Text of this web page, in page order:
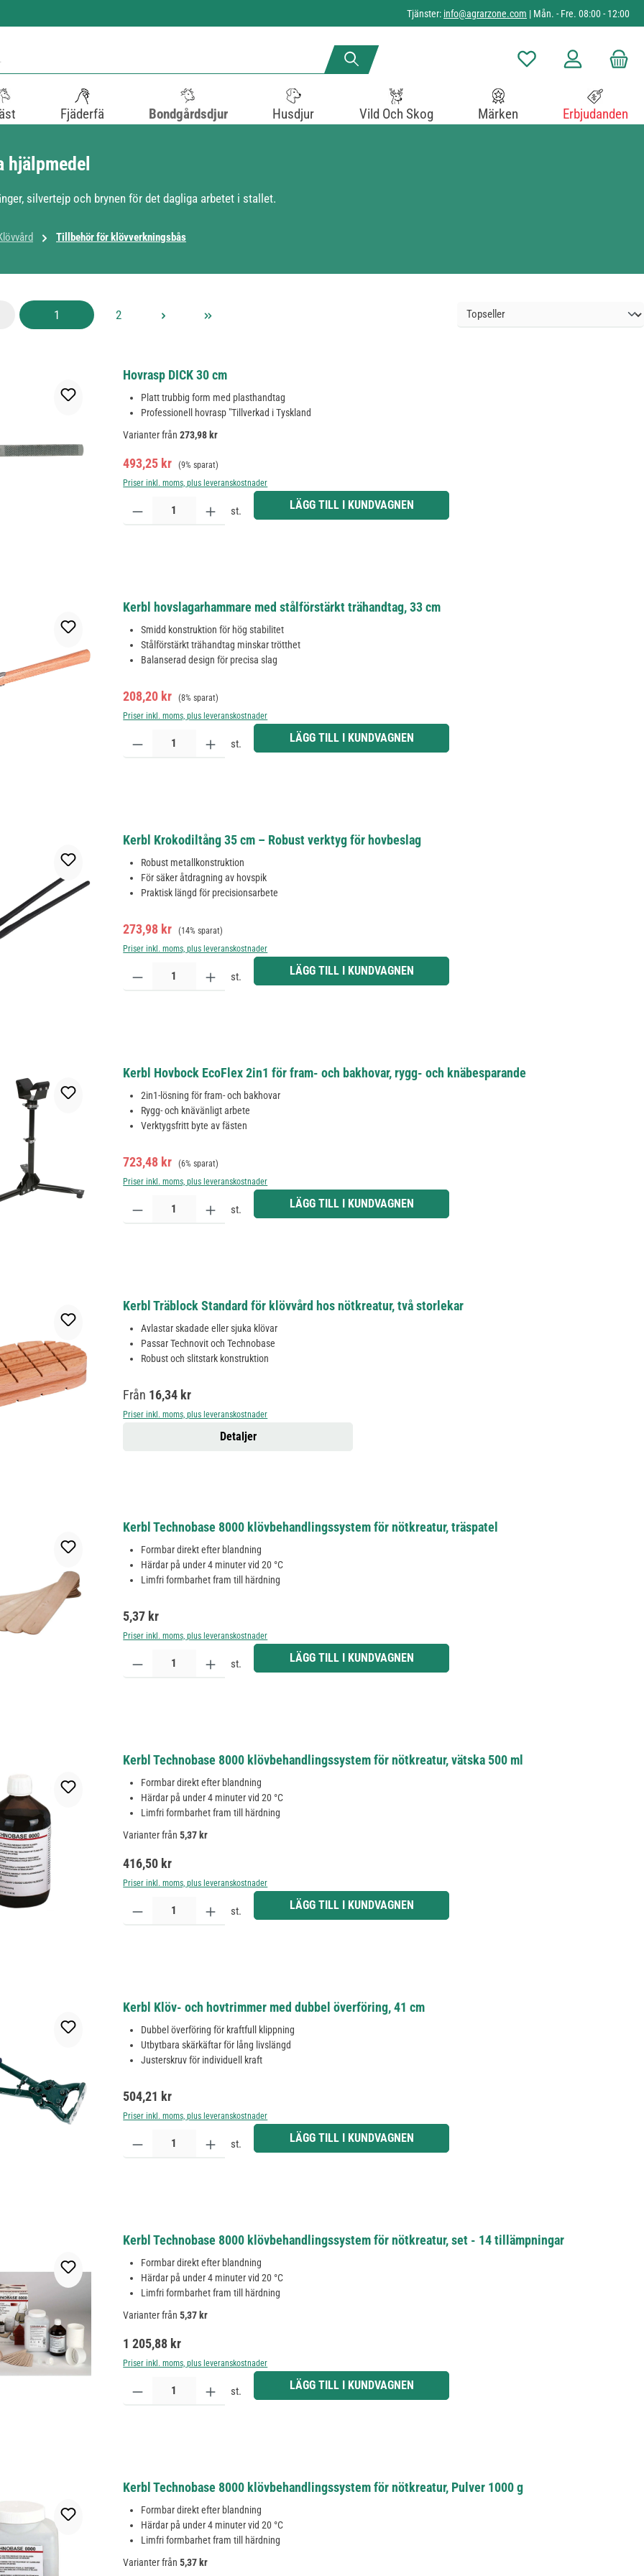
Tjänster: info@agrarzone.com | Mån. - Fre. 08:00 - 12:00
Du har 0 objekt i
Fjäderfä Bondgårdsdjur Husdjur Vild Och Skog Märken Erbjudanden
silvertejp och brynen för det dagliga arbetet i stallet.
Tillbehör för klövverkningsbås
Sida
1 Sida
2
Hovrasp DICK 30 cm
Platt trubbig form med plasthandtag
Professionell hovrasp "Tillverkad i Tyskland
Varianter från 273,98 kr
Försäljningspris:
493,25 kr Ordinarie pris:
(9% sparat)
Priser inkl. moms, plus leveranskostnader
Produktkvantitet: Ange önskat belopp eller använd knapparna för att öka eller minska kvantiteten.
st. LÄGG TILL I KUNDVAGNEN
Kerbl hovslagarhammare med stålförstärkt trähandtag, 33 cm
Smidd konstruktion för hög stabilitet
Stålförstärkt trähandtag minskar trötthet
Balanserad design för precisa slag
Försäljningspris:
208,20 kr Ordinarie pris:
(8% sparat)
Priser inkl. moms, plus leveranskostnader
Produktkvantitet: Ange önskat belopp eller använd knapparna för att öka eller minska kvantiteten.
st. LÄGG TILL I KUNDVAGNEN
Kerbl Krokodiltång 35 cm – Robust verktyg för hovbeslag
Robust metallkonstruktion
För säker åtdragning av hovspik
Praktisk längd för precisionsarbete
Försäljningspris:
273,98 kr Ordinarie pris:
(14% sparat)
Priser inkl. moms, plus leveranskostnader
Produktkvantitet: Ange önskat belopp eller använd knapparna för att öka eller minska kvantiteten.
st. LÄGG TILL I KUNDVAGNEN
Kerbl Hovbock EcoFlex 2in1 för fram- och bakhovar, rygg- och knäbesparande
2in1-lösning för fram- och bakhovar
Rygg- och knävänligt arbete
Verktygsfritt byte av fästen
Försäljningspris:
723,48 kr Ordinarie pris:
(6% sparat)
Priser inkl. moms, plus leveranskostnader
Produktkvantitet: Ange önskat belopp eller använd knapparna för att öka eller minska kvantiteten.
st. LÄGG TILL I KUNDVAGNEN
Kerbl Träblock Standard för klövvård hos nötkreatur, två storlekar
Avlastar skadade eller sjuka klövar
Passar Technovit och Technobase
Robust och slitstark konstruktion
Ordinarie pris:
Från 16,34 kr
Priser inkl. moms, plus leveranskostnader
Detaljer
Kerbl Technobase 8000 klövbehandlingssystem för nötkreatur, träspatel
Formbar direkt efter blandning
Härdar på under 4 minuter vid 20 °C
Limfri formbarhet fram till härdning
Ordinarie pris:
5,37 kr
Priser inkl. moms, plus leveranskostnader
Produktkvantitet: Ange önskat belopp eller använd knapparna för att öka eller minska kvantiteten.
st. LÄGG TILL I KUNDVAGNEN
Kerbl Technobase 8000 klövbehandlingssystem för nötkreatur, vätska 500 ml
Formbar direkt efter blandning
Härdar på under 4 minuter vid 20 °C
Limfri formbarhet fram till härdning
Varianter från 5,37 kr
Ordinarie pris:
416,50 kr
Priser inkl. moms, plus leveranskostnader
Produktkvantitet: Ange önskat belopp eller använd knapparna för att öka eller minska kvantiteten.
st. LÄGG TILL I KUNDVAGNEN
Kerbl Klöv- och hovtrimmer med dubbel överföring, 41 cm
Dubbel överföring för kraftfull klippning
Utbytbara skärkäftar för lång livslängd
Justerskruv för individuell kraft
Ordinarie pris:
504,21 kr
Priser inkl. moms, plus leveranskostnader
Produktkvantitet: Ange önskat belopp eller använd knapparna för att öka eller minska kvantiteten.
st. LÄGG TILL I KUNDVAGNEN
Kerbl Technobase 8000 klövbehandlingssystem för nötkreatur, set - 14 tillämpningar
Formbar direkt efter blandning
Härdar på under 4 minuter vid 20 °C
Limfri formbarhet fram till härdning
Varianter från 5,37 kr
Ordinarie pris:
1 205,88 kr
Priser inkl. moms, plus leveranskostnader
Produktkvantitet: Ange önskat belopp eller använd knapparna för att öka eller minska kvantiteten.
st. LÄGG TILL I KUNDVAGNEN
Kerbl Technobase 8000 klövbehandlingssystem för nötkreatur, Pulver 1000 g
Formbar direkt efter blandning
Härdar på under 4 minuter vid 20 °C
Limfri formbarhet fram till härdning
Varianter från 5,37 kr